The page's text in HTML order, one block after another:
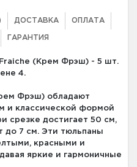
ДОСТАВКА ОПЛАТА
ГАРАНТИЯ
(Крем Фрэш) - 5 шт.
4.
Фрэш) обладают
и классической формой
срезке достигает 50 см,
до 7 см. Эти тюльпаны
красными и
яркие и гармоничные